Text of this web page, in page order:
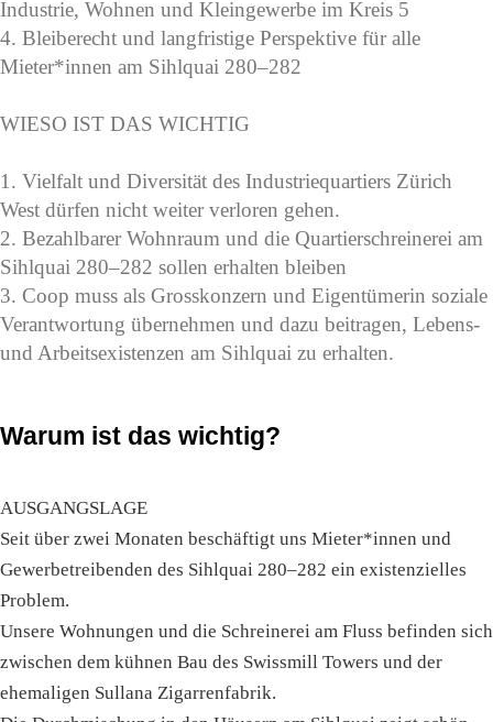
Industrie, Wohnen und Kleingewerbe im Kreis 5
4. Bleiberecht und langfristige Perspektive für alle
Mieter*innen am Sihlquai 280–282
WIESO IST DAS WICHTIG
1. Vielfalt und Diversität des Industriequartiers Zürich
West dürfen nicht weiter verloren gehen.
2. Bezahlbarer Wohnraum und die Quartierschreinerei am
Sihlquai 280–282 sollen erhalten bleiben
3. Coop muss als Grosskonzern und Eigentümerin soziale
Verantwortung übernehmen und dazu beitragen, Lebens-
und Arbeitsexistenzen am Sihlquai zu erhalten.
Warum ist das wichtig?
AUSGANGSLAGE
Seit über zwei Monaten beschäftigt uns Mieter*innen und
Gewerbetreibenden des Sihlquai 280–282 ein existenzielles
Problem.
Unsere Wohnungen und die Schreinerei am Fluss befinden sich
zwischen dem kühnen Bau des Swissmill Towers und der
ehemaligen Sullana Zigarrenfabrik.